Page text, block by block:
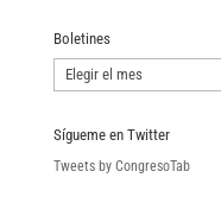
Boletines
Boletines
Sígueme en Twitter
Tweets by CongresoTab